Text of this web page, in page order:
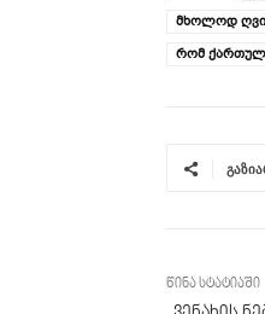
მხოლოდ
რომ
წინა სტატიაში